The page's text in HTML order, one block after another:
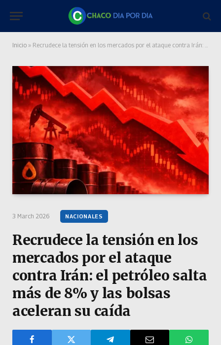
Inicio » Recrudece la tensión en los mercados por el ataque contra Irán: el petróleo salta más de 8% y las bolsas aceleran su caída
3 March 2026 NACIONALES
Recrudece la tensión en los
mercados por el ataque
contra Irán: el petróleo salta
más de 8% y las bolsas
aceleran su caída